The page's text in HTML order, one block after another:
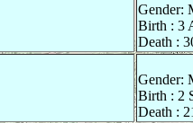
Gender:
Birth : 3
Death :
Gender:
Birth : 2
Death :